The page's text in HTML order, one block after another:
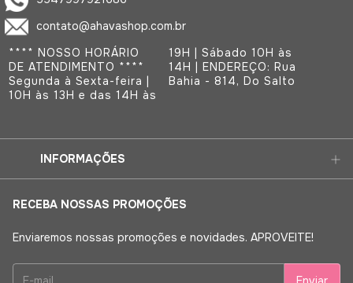
contato@ahavashop.com.br
**** NOSSO HORÁRIO
DE ATENDIMENTO ****
Segunda à Sexta-feira |
10H às 13H e das 14H às
19H | Sábado 10H às
14H | ENDEREÇO: Rua
Bahia - 814, Do Salto
INFORMAÇÕES
RECEBA NOSSAS PROMOÇÕES
Enviaremos nossas promoções e novidades. APROVEITE!